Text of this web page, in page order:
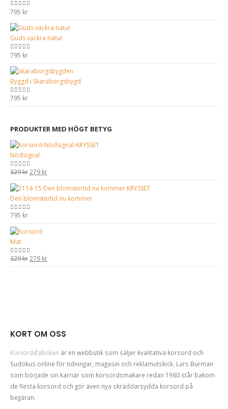
0out of 5
795 kr
Guds vackra natur
0out of 5
795 kr
Byggd i Skaraborgsbygd
0out of 5
795 kr
PRODUKTER MED HÖGT BETYG
Nödsignal
0out of 5
329krDet
priset
var:
279 krDet
priset
är:
Den blomstertid nu kommer
0out of 5
795 kr
Mat
0out of 5
329kr Det
279 krDet
KORT OM OSS
Korsordsfabriken är en webbutik som säljer kvalitativa korsord och
Sudokus online för tidningar, magasin och reklamutskick. Lars Burman
som började sin karriär som korsordsmakare redan 1980 står bakom
de flesta korsord och gör även nya skräddarsydda korsord på
begäran.